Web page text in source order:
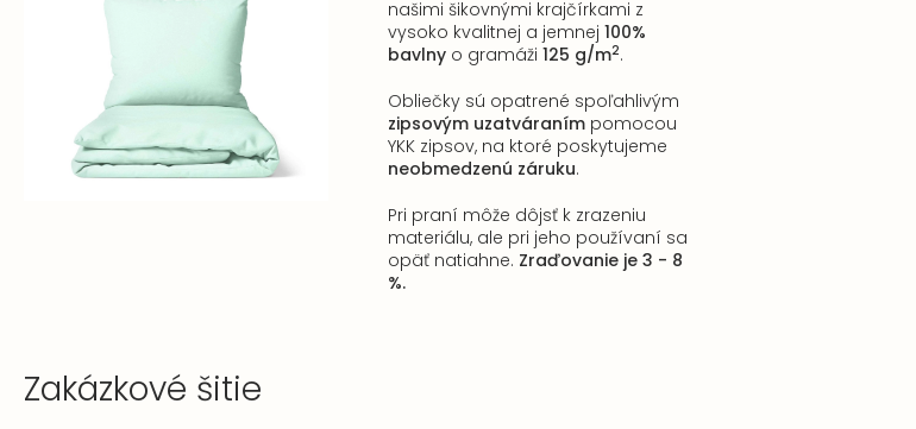
našimi šikovnými krajčírkami z
vysoko kvalitnej a jemnej 100%
bavlny o gramáži 125 g/m2.
Obliečky sú opatrené spoľahlivým
zipsovým uzatváraním pomocou
YKK zipsov, na ktoré poskytujeme
neobmedzenú záruku.
Pri praní môže dôjsť k zrazeniu
materiálu, ale pri jeho používaní sa
opäť natiahne. Zraďovanie je 3 - 8
%.
Zakázkové šitie